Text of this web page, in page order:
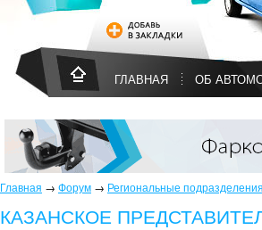
ГЛАВНАЯ ОБ
Главная → Форум → Региональные
КАЗАНСКОЕ